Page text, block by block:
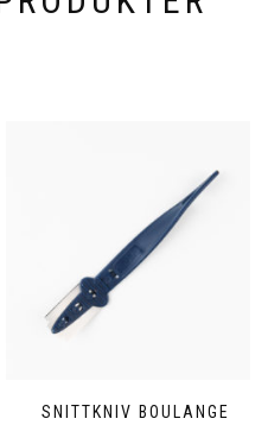
SNITTKNIV BOULANGE